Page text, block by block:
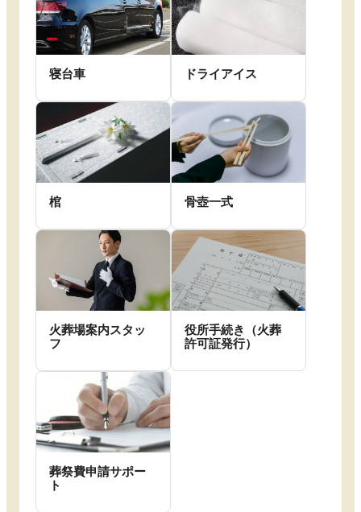
寝台車 ドライアイス
棺 骨壺一式
火葬場案内スタッ
フ
役所手続き（火葬
許可証発行）
葬祭費申請サポー
ト